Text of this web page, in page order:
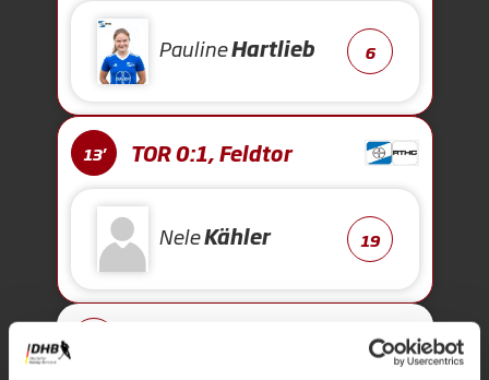
PaulineHartlieb 6
13' TOR 0:1, Feldtor
NeleKähler 19